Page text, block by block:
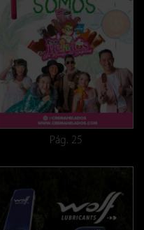
Pág. 25